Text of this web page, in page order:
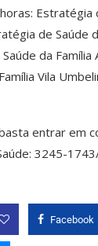
Estratégia
de Saúde
da Família
Vila
entrar em
3245-
Facebook